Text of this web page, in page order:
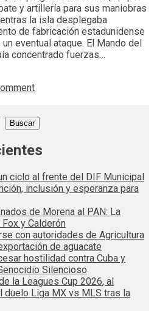
y artillería para sus maniobras
la isla desplegaba
de fabricación estadunidense
eventual ataque. El Mando del
concentrado fuerzas…
Buscar
ciclo al frente del DIF Municipal
inclusión y esperanza para
de Morena al PAN: La
y Calderón
con autoridades de Agricultura
de aguacate
hostilidad contra Cuba y
Silencioso
la Leagues Cup 2026, al
duelo Liga MX vs MLS tras la